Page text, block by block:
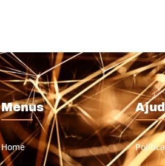
Menus
Home